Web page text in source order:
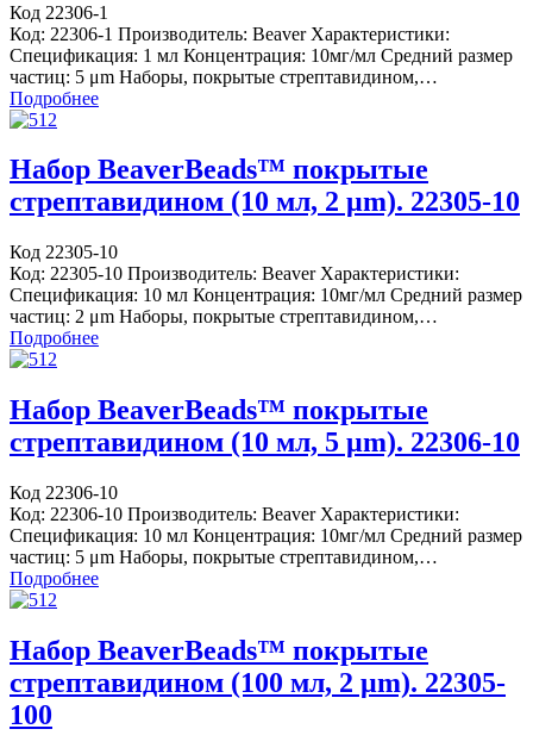
Код 22306-1
Код: 22306-1 Производитель: Beaver Характеристики:
Спецификация: 1 мл Концентрация: 10мг/мл Средний размер
частиц: 5 μm Наборы, покрытые стрептавидином,…
Подробнее
Набор BeaverBeads™ покрытые
стрептавидином (10 мл, 2 μm). 22305-10
Код 22305-10
Код: 22305-10 Производитель: Beaver Характеристики:
Спецификация: 10 мл Концентрация: 10мг/мл Средний размер
частиц: 2 μm Наборы, покрытые стрептавидином,…
Подробнее
Набор BeaverBeads™ покрытые
стрептавидином (10 мл, 5 μm). 22306-10
Код 22306-10
Код: 22306-10 Производитель: Beaver Характеристики:
Спецификация: 10 мл Концентрация: 10мг/мл Средний размер
частиц: 5 μm Наборы, покрытые стрептавидином,…
Подробнее
Набор BeaverBeads™ покрытые
стрептавидином (100 мл, 2 μm). 22305-
100